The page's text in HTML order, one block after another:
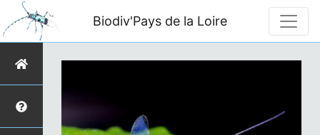
Biodiv'Pays de la Loire